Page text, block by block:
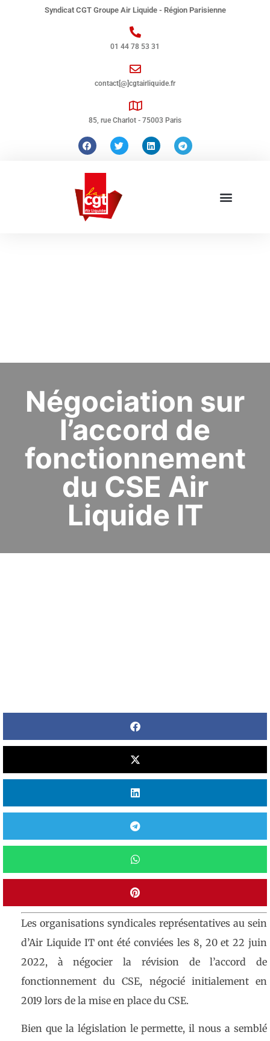
Syndicat CGT Groupe Air Liquide - Région Parisienne
01 44 78 53 31
contact[@]cgtairliquide.fr
85, rue Charlot - 75003 Paris
Négociation sur
l’accord de
fonctionnement
du CSE Air
Liquide IT
Les organisations syndicales représentatives au sein
d’Air Liquide IT ont été conviées les 8, 20 et 22 juin
2022, à négocier la révision de l’accord de
fonctionnement du CSE, négocié initialement en
2019 lors de la mise en place du CSE.
Bien que la législation le permette, il nous a semblé